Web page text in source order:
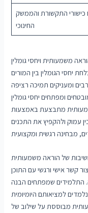
כישורי התקשורת והממשק
החינוכי
משמעותית ויחסי גומלין
יחסי הגומלין בין המורים
ומעניקים תמיכה רציפה
ומפתחים יחסי גומלין
מתבצעת באמצעות
עמוק ולהקפיץ את התכנים
של הוראה משמעותית
קשר אישי ורגשי עם התוכן
התלמידים שמפתחים הבנה
למציאותם היומיומית
מבוססת על שילוב של